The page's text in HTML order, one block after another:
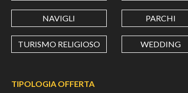
NAVIGLI PARCHI
TURISMO RELIGIOSO WEDDING
TIPOLOGIA OFFERTA